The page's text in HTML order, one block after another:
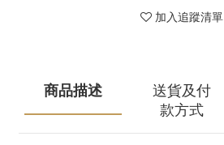
加入追蹤清單
商品描述
送貨及付
款方式